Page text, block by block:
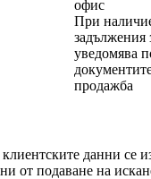
офис
При
задължения
уведомява
продажба
данни се
от подаване на